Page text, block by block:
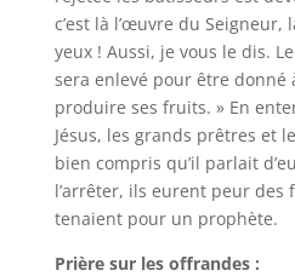
c’est là l’œuvre du
yeux ! Aussi, je vous le dis.
sera enlevé pour être
produire ses fruits. » En
Jésus, les grands prêtres et
bien compris qu’il parlait
l’arrêter, ils eurent peur des
tenaient pour un prophète.
Prière sur les offrandes :